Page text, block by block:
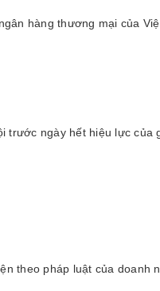
hàng thương mại của
trước ngày hết hiệu lực của
theo pháp luật của doanh